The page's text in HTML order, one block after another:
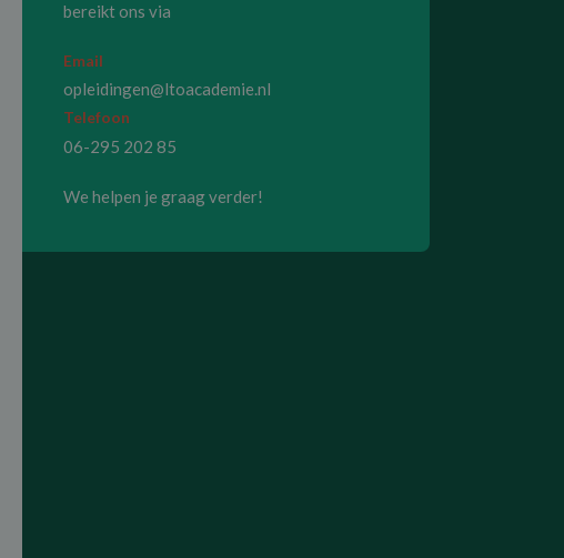
bereikt ons via
Email
opleidingen@ltoacademie.nl
Telefoon
06-295 202 85
We helpen je graag verder!